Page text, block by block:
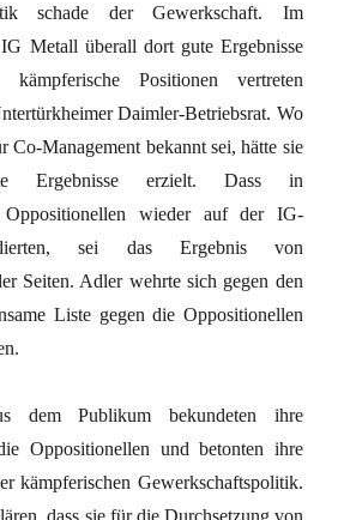
schade der Gewerkschaft. Im
Metall überall dort gute Ergebnisse
kämpferische Positionen vertreten
Daimler-Betriebsrat. Wo
Co-Management bekannt sei, hätte sie
Ergebnisse erzielt. Dass in
Oppositionellen wieder auf der IG-
sei das Ergebnis von
Seiten. Adler wehrte sich gegen den
Liste gegen die Oppositionellen
dem Publikum bekundeten ihre
Oppositionellen und betonten ihre
kämpferischen Gewerkschaftspolitik.